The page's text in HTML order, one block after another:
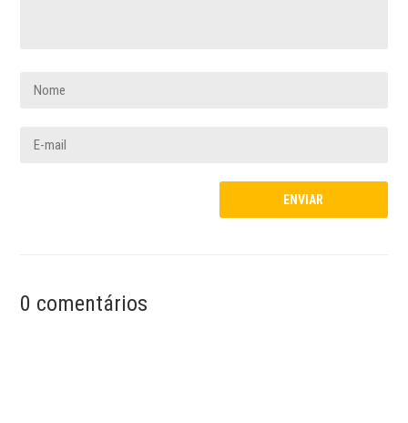
0 comentários